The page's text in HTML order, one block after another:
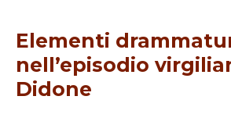
Elementi
nell’episodio
Didone